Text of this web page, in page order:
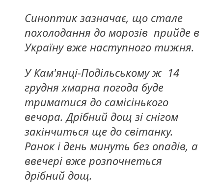
Синоптик зазначає, що стале
похолодання до морозів прийде в
Україну вже наступного тижня.
У Кам'янці-Подільському ж 14
грудня хмарна погода буде
триматися до самісінького
вечора. Дрібний дощ зі снігом
закінчиться ще до світанку.
Ранок і день минуть без опадів, а
ввечері вже розпочнеться
дрібний дощ.